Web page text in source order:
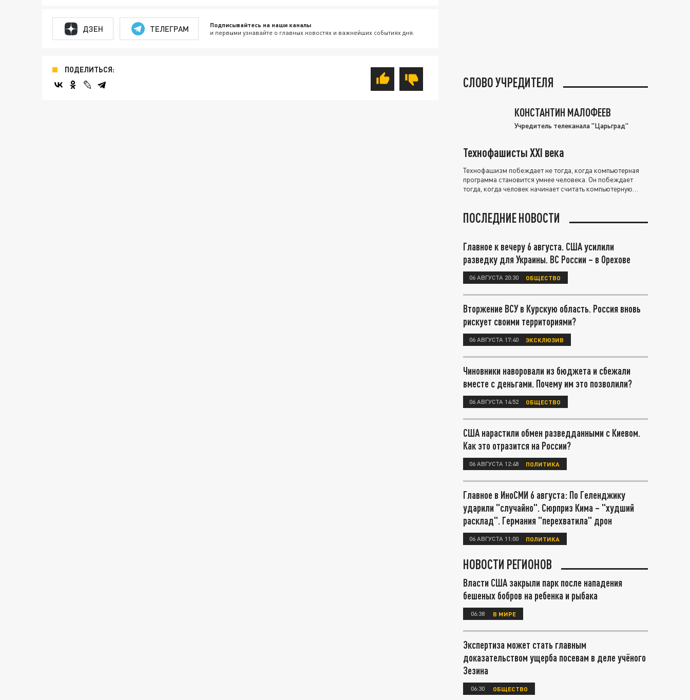
ДЗЕН ТЕЛЕГРАМ Подписывайтесь на наши каналы
и первыми узнавайте о главных новостях и важнейших событиях дня.
ПОДЕЛИТЬСЯ:
СЛОВО УЧРЕДИТЕЛЯ
КОНСТАНТИН МАЛОФЕЕВ
Учредитель телеканала "Царьград"
Технофашисты XXI века
Технофашизм побеждает не тогда, когда компьютерная
программа становится умнее человека. Он побеждает
тогда, когда человек начинает считать компьютерную
ПОСЛЕДНИЕ НОВОСТИ
Главное к вечеру 6 августа. США усилили
разведку для Украины. ВС России – в Орехове
06 АВГУСТА 20:30 ОБЩЕСТВО
Вторжение ВСУ в Курскую область. Россия вновь
рискует своими территориями?
06 АВГУСТА 17:40 ЭКСКЛЮЗИВ
Чиновники наворовали из бюджета и сбежали
вместе с деньгами. Почему им это позволили?
06 АВГУСТА 14:52 ОБЩЕСТВО
США нарастили обмен разведданными с Киевом.
Как это отразится на России?
06 АВГУСТА 12:48 ПОЛИТИКА
Главное в ИноСМИ 6 августа: По Геленджику
ударили "случайно". Сюрприз Кима – "худший
расклад". Германия "перехватила" дрон
06 АВГУСТА 11:00 ПОЛИТИКА
НОВОСТИ РЕГИОНОВ
Власти США закрыли парк после нападения
бешеных бобров на ребенка и рыбака
06:38 В МИРЕ
Экспертиза может стать главным
доказательством ущерба посевам в деле учёного
Зезина
06:30 ОБЩЕСТВО